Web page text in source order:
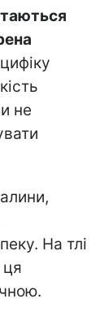
не
На тлі
ця